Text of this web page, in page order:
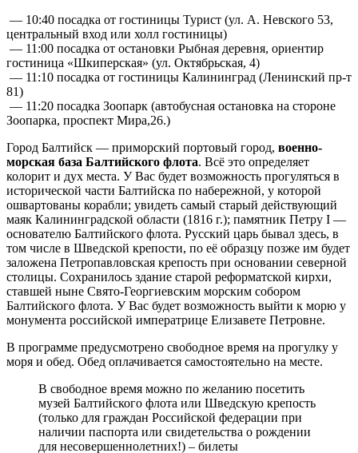
— 10:40 посадка от гостиницы Турист (ул. А. Невского 53,
центральный вход или холл гостиницы)
— 11:00 посадка от остановки Рыбная деревня, ориентир
гостиница «Шкиперская» (ул. Октябрьская, 4)
— 11:10 посадка от гостиницы Калининград (Ленинский пр-т
81)
— 11:20 посадка Зоопарк (автобусная остановка на стороне
Зоопарка, проспект Мира,26.)
Город Балтийск — приморский портовый город, военно-
морская база Балтийского флота. Всё это определяет
колорит и дух места. У Вас будет возможность прогуляться в
исторической части Балтийска по набережной, у которой
ошвартованы корабли; увидеть самый старый действующий
маяк Калининградской области (1816 г.); памятник Петру I —
основателю Балтийского флота. Русский царь бывал здесь, в
том числе в Шведской крепости, по её образцу позже им будет
заложена Петропавловская крепость при основании северной
столицы. Сохранилось здание старой реформатской кирхи,
ставшей ныне Свято-Георгиевским морским собором
Балтийского флота. У Вас будет возможность выйти к морю у
монумента российской императрице Елизавете Петровне.
В программе предусмотрено свободное время на прогулку у
моря и обед. Обед оплачивается самостоятельно на месте.
В свободное время можно по желанию посетить
музей Балтийского флота или Шведскую крепость
(только для граждан Российской федерации при
наличии паспорта или свидетельства о рождении
для несовершеннолетних!) – билеты